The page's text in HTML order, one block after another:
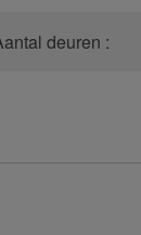
deuren :